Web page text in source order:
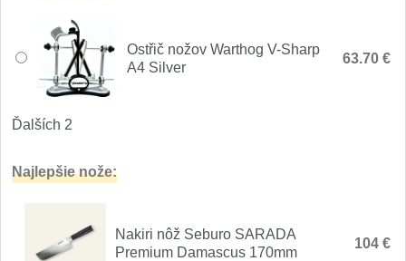
Nože Tojiro
Nože Tojiro Shippu
Nože Samura MO-V 4
Ostřič nožov Warthog V-Sharp
A4 Silver
63.70 €
Ďalších 2
Najlepšie nože:
Nakiri nôž Seburo SARADA
Premium Damascus 170mm
104 €